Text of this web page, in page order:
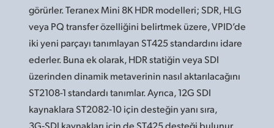
görürler. Teranex Mini 8K HDR modelleri; SDR, HLG
veya PQ transfer özelliğini belirtmek üzere, VPID’de
iki yeni parçayı tanımlayan ST425 standardını idare
ederler. Buna ek olarak, HDR statiğin veya SDI
üzerinden dinamik metaverinin nasıl aktarılacağını
ST2108-1 standardı tanımlar. Ayrıca, 12G SDI
kaynaklara ST2082‑10 için desteğin yanı sıra,
3G‑SDI kaynakları için de ST425 desteği bulunur.